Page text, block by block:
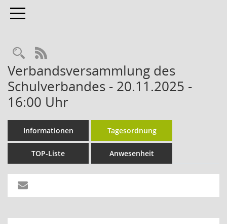
Toggle navigation
Rechercheauswahl
RSS-Feed
Verbandsversammlung des
Schulverbandes - 20.11.2025 -
16:00 Uhr
Informationen Tagesordnung
TOP-Liste Anwesenheit